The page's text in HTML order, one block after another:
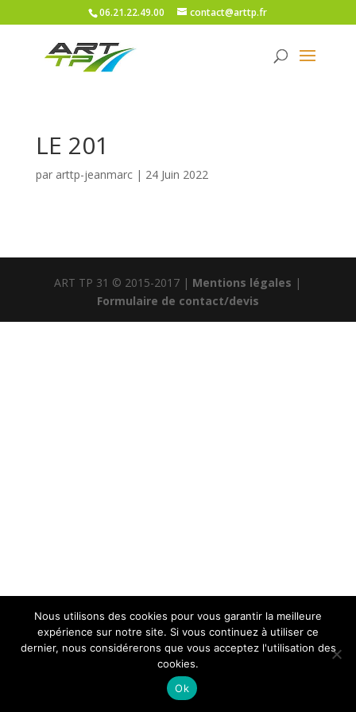
06.21.22.49.00 contact@arttp.fr
LE 201
par arttp-jeanmarc| 24 Juin 2022
ART TP 31 © 2015-2017 | Mentions légales |
Formulaire de contact/devis
Nous utilisons des cookies pour vous garantir la meilleure
expérience sur notre site. Si vous continuez à utiliser ce
dernier, nous considérerons que vous acceptez l'utilisation des
cookies.
Ok